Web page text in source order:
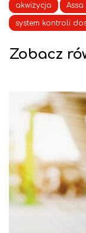
akwizycja
system kontroli
Zobacz